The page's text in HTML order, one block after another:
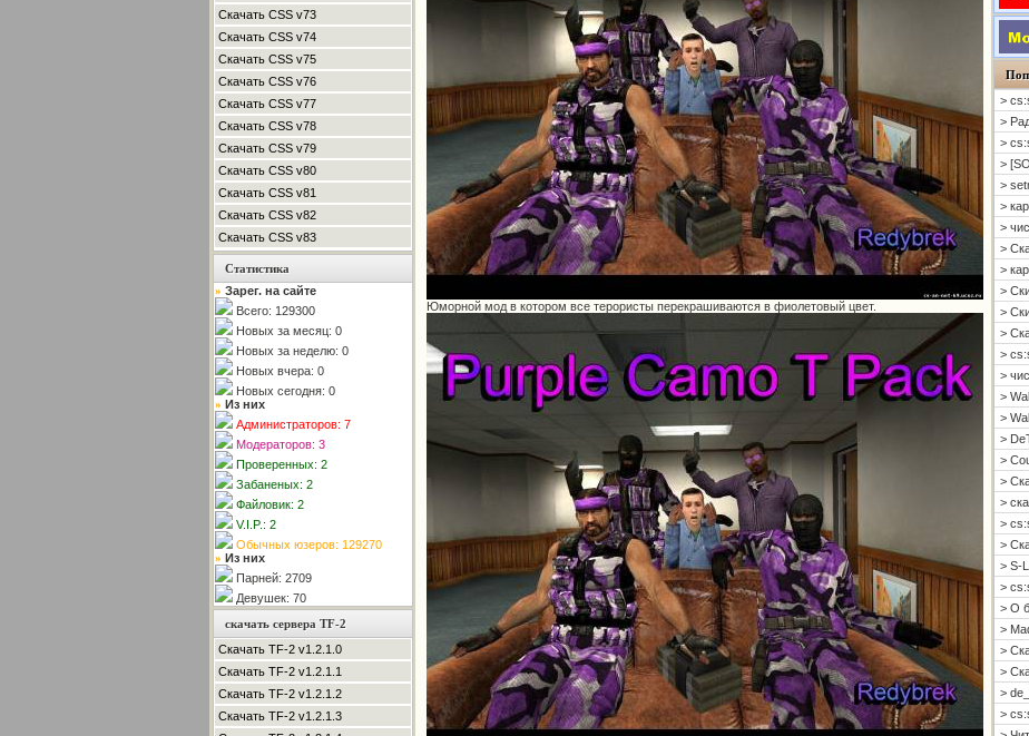
Скачать CSS v73
Скачать CSS v74
Скачать CSS v75
Скачать CSS v76
Скачать CSS v77
Скачать CSS v78
Скачать CSS v79
Скачать CSS v80
Скачать CSS v81
Скачать CSS v82
Скачать CSS v83
Статистика
» Зарег. на сайте
Всего: 129300
Новых за месяц: 0
Новых за неделю: 0
Новых вчера: 0
Новых сегодня: 0
» Из них
Администраторов: 7
Модераторов: 3
Проверенных: 2
Забаненых: 2
Файловик: 2
V.I.P.: 2
Обычных юзеров: 129270
» Из них
Парней: 2709
Девушек: 70
скачать сервера TF-2
Скачать TF-2 v1.2.1.0
Скачать TF-2 v1.2.1.1
Скачать TF-2 v1.2.1.2
Скачать TF-2 v1.2.1.3
Юморной мод в котором все терористы перекрашиваются в фиолетовый цвет.
>
>
>
>
>
>
>
>
>
>
>
>
>
>
>
>
>
>
>
>
>
>
> S-
>
> О
>
>
>
>
>